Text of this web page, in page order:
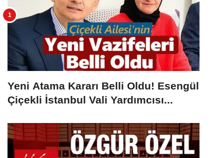
Yeni Atama Kararı Belli Oldu! Esengül
Çiçekli İstanbul Vali Yardımcısı...